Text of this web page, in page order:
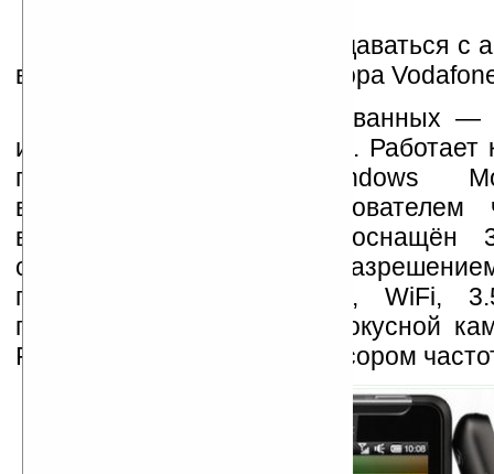
HTC Legend начнёт продаваться с
в Европе через сеть оператора
Последний из анонсированных
имеет сходство с HTC HD2. Работает
под управлением Windows
взаимодействует с
версию HTC Sense и оснащён
сенсорным дисплеем с
пикселей, HSDPA, A-GPS, WiFi,
пятимегапиксельной автофокусной
RAM, 512MБ ROM и процессором